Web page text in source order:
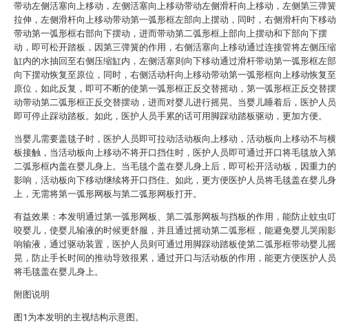
带动左侧活塞向上移动，左侧活塞向上移动带动左侧滑杆向上移动，左侧第三弹簧
拉伸，左侧滑杆向上移动带动第一弧形框左部向上摆动，同时，右侧滑杆向下移动
带动第一弧形框右部向下摆动，进而带动第二弧形框上部向上摆动和下部向下摆
动，即可松开踏板，因第三弹簧的作用，右侧活塞向上移动通过连接管将左侧压缩
缸内的水抽回至右侧压缩缸内，左侧活塞则向下移动通过滑杆带动第一弧形框左部
向下摆动恢复至原位，同时，右侧活动杆向上移动带动第一弧形框向上移动恢复至
原位，如此反复，即可不断的使第一弧形框正反交替摇动，第一弧形框正反交替摆
动带动第二弧形框正反交替摆动，进而对婴儿进行摇晃。当婴儿睡着后，医护人员
即可停止踩动踏板。如此，医护人员手累的话可用脚踩动踏板驱动，更加方便。
当婴儿需要盖毯子时，医护人员即可拉动活动板向上移动，活动板向上移动不与横
板接触，当活动板向上移动不将开口挡住时，医护人员即可通过开口将毛毯放入第
二弧形框内盖在婴儿身上。当毛毯个盖在婴儿身上后，即可松开活动板，因重力的
影响，活动板向下移动继续将开口挡住。如此，更方便医护人员将毛毯盖在婴儿身
上，无需将第一弧形网板与第二弧形网板打开。
有益效果：本发明通过第一弧形网板、第二弧形网板与挡板的作用，能防止蚊虫叮
咬婴儿，使婴儿输液的时候更舒服，并且通过摇动第二弧形框，能避免婴儿哭闹影
响输液，通过驱动装置，医护人员则可通过用脚踩动踏板使第二弧形框带动婴儿摇
晃，防止手长时间的推动导致很累，通过开口与活动板的作用，能更方便医护人员
将毛毯盖在婴儿身上。
附图说明
图1为本发明的主视结构示意图。